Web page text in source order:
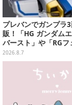
プレバンでガンプラ
販！「HG ガンダム
バースト」や「RGフ
（ナラティブVer.）」
2026.8.7